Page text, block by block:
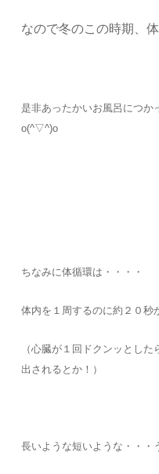
なので冬のこの時期、
是非あったかいお風呂につか
o(^▽^)o
ちなみに体循環は・・・・
体内を１周するのに約２０秒
（心臓が１回ドクンッとし
出されるとか！）
長いような短いような・・・